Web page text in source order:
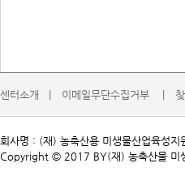
센터소개   | 이메일무단수집거부    |
회사명 : (재) 농축산용 미생물산업육
Copyright © 2017 BY(재) 농축산물 미